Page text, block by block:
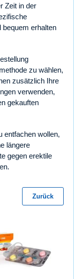
Zeit in der
bequem erhalten
zu wählen,
zusätzlich Ihre
verwenden,
gekauften
entfachen wollen,
längere
gegen erektile
Zurück